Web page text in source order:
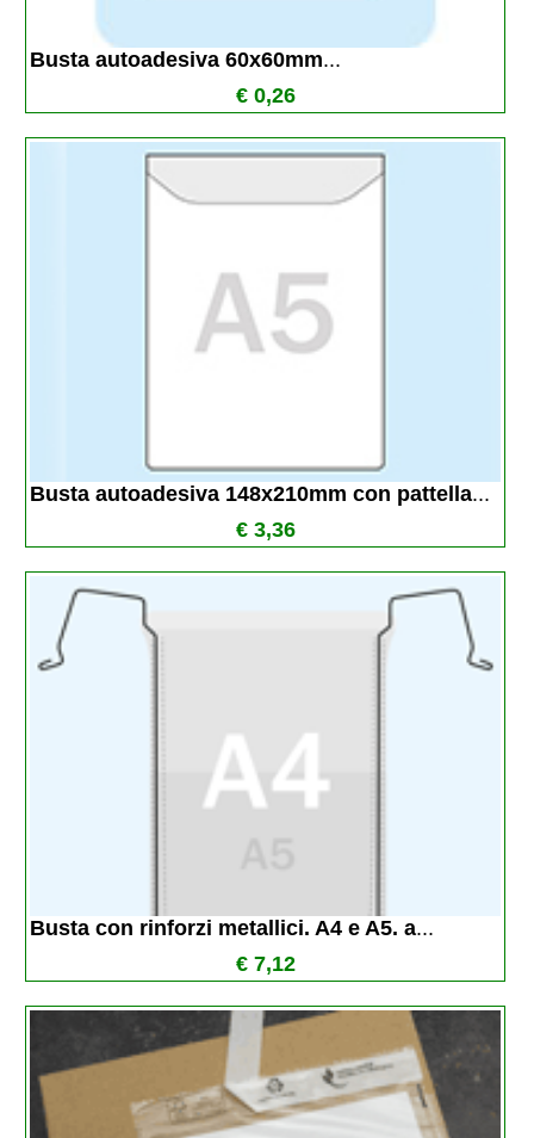
Busta autoadesiva 60x60mm...
€ 0,26
Busta autoadesiva 148x210mm con pattella...
€ 3,36
Busta con rinforzi metallici. A4 e A5. a...
€ 7,12